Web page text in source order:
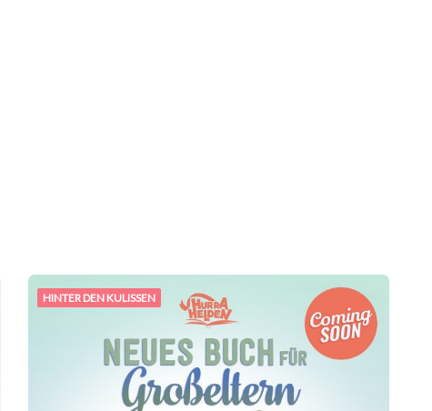
HINTER DEN KULISSEN